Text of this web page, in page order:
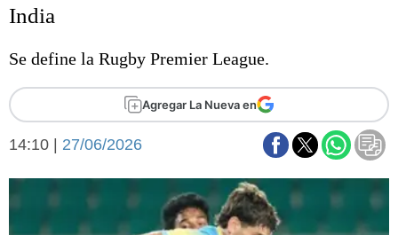
Liga del Sur
Fútbol
Federal A
Arte y cultura
Economía y finanzas
Con el campo
India
Se define la Rugby Premier League.
Agregar La Nueva en
14:10 | 27/06/2026